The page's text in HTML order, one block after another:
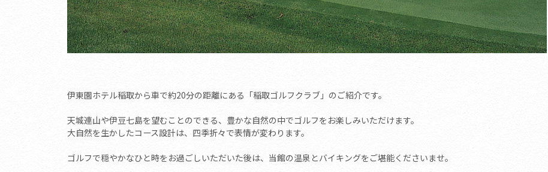
伊東園ホテル稲取から車で約20分の距離にある「稲取ゴルフクラブ」のご紹介です。
天城連山や伊豆七島を望むことのできる、豊かな自然の中でゴルフをお楽しみいただけます。
大自然を生かしたコース設計は、四季折々で表情が変わります。
ゴルフで穏やかなひと時をお過ごしいただいた後は、当館の温泉とバイキングをご堪能くださいませ。